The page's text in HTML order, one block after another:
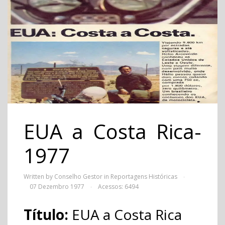
EUA a Costa Rica-
1977
Written by Conselho Gestor in Reportagens Históricas ·
07 Dezembro 1977 · Acessos: 6494
Título: EUA a Costa Rica